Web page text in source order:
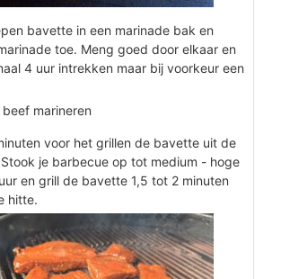
bavette in een marinade bak en
toe. Meng goed door elkaar en
4 uur intrekken maar bij voorkeur een
voor het grillen de bavette uit de
je barbecue op tot medium - hoge
en grill de bavette 1,5 tot 2 minuten
hitte.